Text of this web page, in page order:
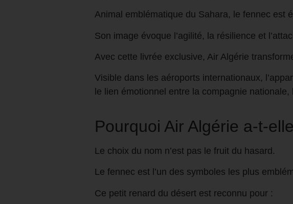
Animal emblématique du Sahara, le fennec est
Son image évoque l’agilité, la résilience et
Avec cette livrée exclusive, Air Algérie
Visible dans les aéroports internationaux,
le lien émotionnel entre la compagnie
Pourquoi Air Algérie a-t-
Le choix du nom n’est pas le fruit du hasard.
Le fennec est l’un des symboles les plus
Ce petit renard du désert est reconnu pour :